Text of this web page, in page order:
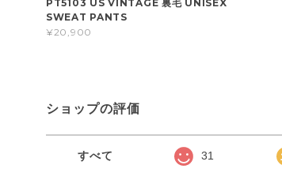
PT5103 US VINTAGE 裏毛 UNISEX
SWEAT PANTS
¥20,900
ショップの評価
すべて 31